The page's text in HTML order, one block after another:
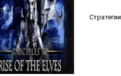
Стратегии